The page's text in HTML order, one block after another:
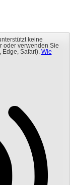
keine
oder verwenden Sie
Edge, Safari). Wie